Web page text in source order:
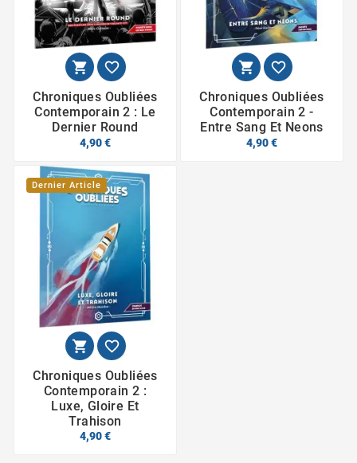
 
Chroniques Oubliées
Contemporain 2 : Le
Dernier Round
4,90 €
 
Chroniques Oubliées
Contemporain 2 -
Entre Sang Et Neons
4,90 €
Dernier Article
 
Chroniques Oubliées
Contemporain 2 :
Luxe, Gloire Et
Trahison
4,90 €